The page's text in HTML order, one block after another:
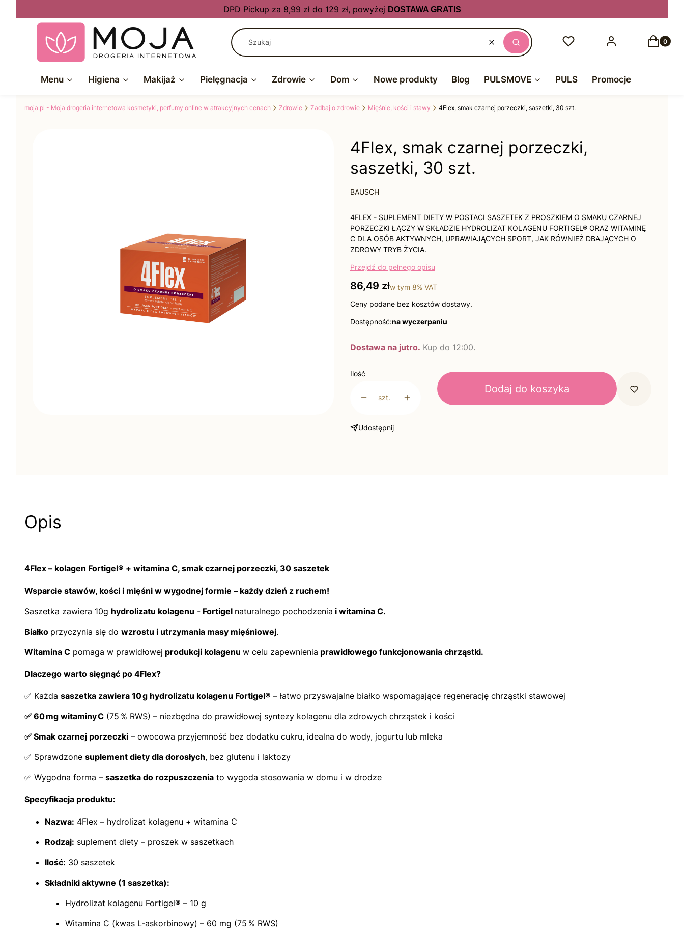
DPD Pickup za 8,99 zł do 129 zł, powyżej DOSTAWA GRATIS
WyczyśćSzukaj
Ulubione Zaloguj się Koszyk
Menu Higiena Makijaż Pielęgnacja Zdrowie Dom Nowe produkty Blog PULSMOVE PULS Promocje
moja.pl - Moja drogeria internetowa kosmetyki, perfumy online w atrakcyjnych cenach Zdrowie Zadbaj o zdrowie Mięśnie, kości i stawy 4Flex, smak czarnej porzeczki, saszetki, 30 szt.
4Flex, smak czarnej porzeczki,
saszetki, 30 szt.
BAUSCH
4FLEX - SUPLEMENT DIETY W POSTACI SASZETEK Z PROSZKIEM O SMAKU CZARNEJ
PORZECZKI ŁĄCZY W SKŁADZIE HYDROLIZAT KOLAGENU FORTIGEL® ORAZ WITAMINĘ
C DLA OSÓB AKTYWNYCH, UPRAWIAJĄCYCH SPORT, JAK RÓWNIEŻ DBAJĄCYCH O
ZDROWY TRYB ŻYCIA.
Przejdź do pełnego opisu
Cena
86,49 złw tym 8% VAT
Ceny podane bez kosztów dostawy.
Dostępność:na wyczerpaniu
Dostawa na jutro. Kup do 12:00.
Ilość
szt.
Dodaj do koszyka
Udostępnij
Opis
4Flex – kolagen Fortigel® + witamina C, smak czarnej porzeczki, 30 saszetek
Wsparcie stawów, kości i mięśni w wygodnej formie – każdy dzień z ruchem!
Saszetka zawiera 10g hydrolizatu kolagenu - Fortigel naturalnego pochodzenia i witamina C.
Białko przyczynia się do wzrostu i utrzymania masy mięśniowej.
Witamina C pomaga w prawidłowej produkcji kolagenu w celu zapewnienia prawidłowego funkcjonowania chrząstki.
Dlaczego warto sięgnąć po 4Flex?
✅ Każda saszetka zawiera 10 g hydrolizatu kolagenu Fortigel® – łatwo przyswajalne białko wspomagające regenerację chrząstki stawowej
✅ 60 mg witaminy C (75 % RWS) – niezbędna do prawidłowej syntezy kolagenu dla zdrowych chrząstek i kości
✅ Smak czarnej porzeczki – owocowa przyjemność bez dodatku cukru, idealna do wody, jogurtu lub mleka
✅ Sprawdzone suplement diety dla dorosłych, bez glutenu i laktozy
✅ Wygodna forma – saszetka do rozpuszczenia to wygoda stosowania w domu i w drodze
Specyfikacja produktu:
Nazwa: 4Flex – hydrolizat kolagenu + witamina C
Rodzaj: suplement diety – proszek w saszetkach
Ilość: 30 saszetek
Składniki aktywne (1 saszetka):
Hydrolizat kolagenu Fortigel® – 10 g
Witamina C (kwas L-askorbinowy) – 60 mg (75 % RWS)